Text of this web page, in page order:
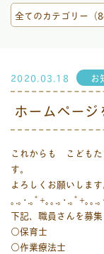
全てのカテゴリー（
2020.03.18 お
ホームページ
これからも こども
す。
よろしくお願いします
｡.｡･.｡ﾟ+｡｡.｡･.｡ﾟ+｡｡.
下記、職員さんを募
○保育士
○作業療法士